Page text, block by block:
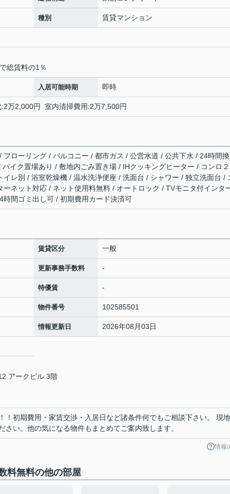
種別 賃貸マンション
総賃料の1％
入居可能時期 即時
万2,000円 室内清掃費用:2万7,500円
ローリング / バルコニー / 都市ガス / 公営水道 / 公共下水 / 24時間
イク置場あり / 敷地内ごみ置き場 / IHクッキングヒーター / コンロ２
レ別 / 浴室乾燥機 / 温水洗浄便座 / 洗面台 / シャワー / 独立洗面台 /
ネット対応 / ネット使用料無料 / オートロック / TVモニタ付インタ
間ゴミ出し可 / 初期費用カード決済可
賃貸区分 一般
更新事務手数料 -
特優賃 -
物件番号 102585501
情報更新日 2026年08月03日
アークビル 3階
！初期費用・家賃交渉・入居日など諸条件何でもご相談下さい。 現
さい。他の気になる物件もまとめてご案内致します。
情報
料無料の他の部屋